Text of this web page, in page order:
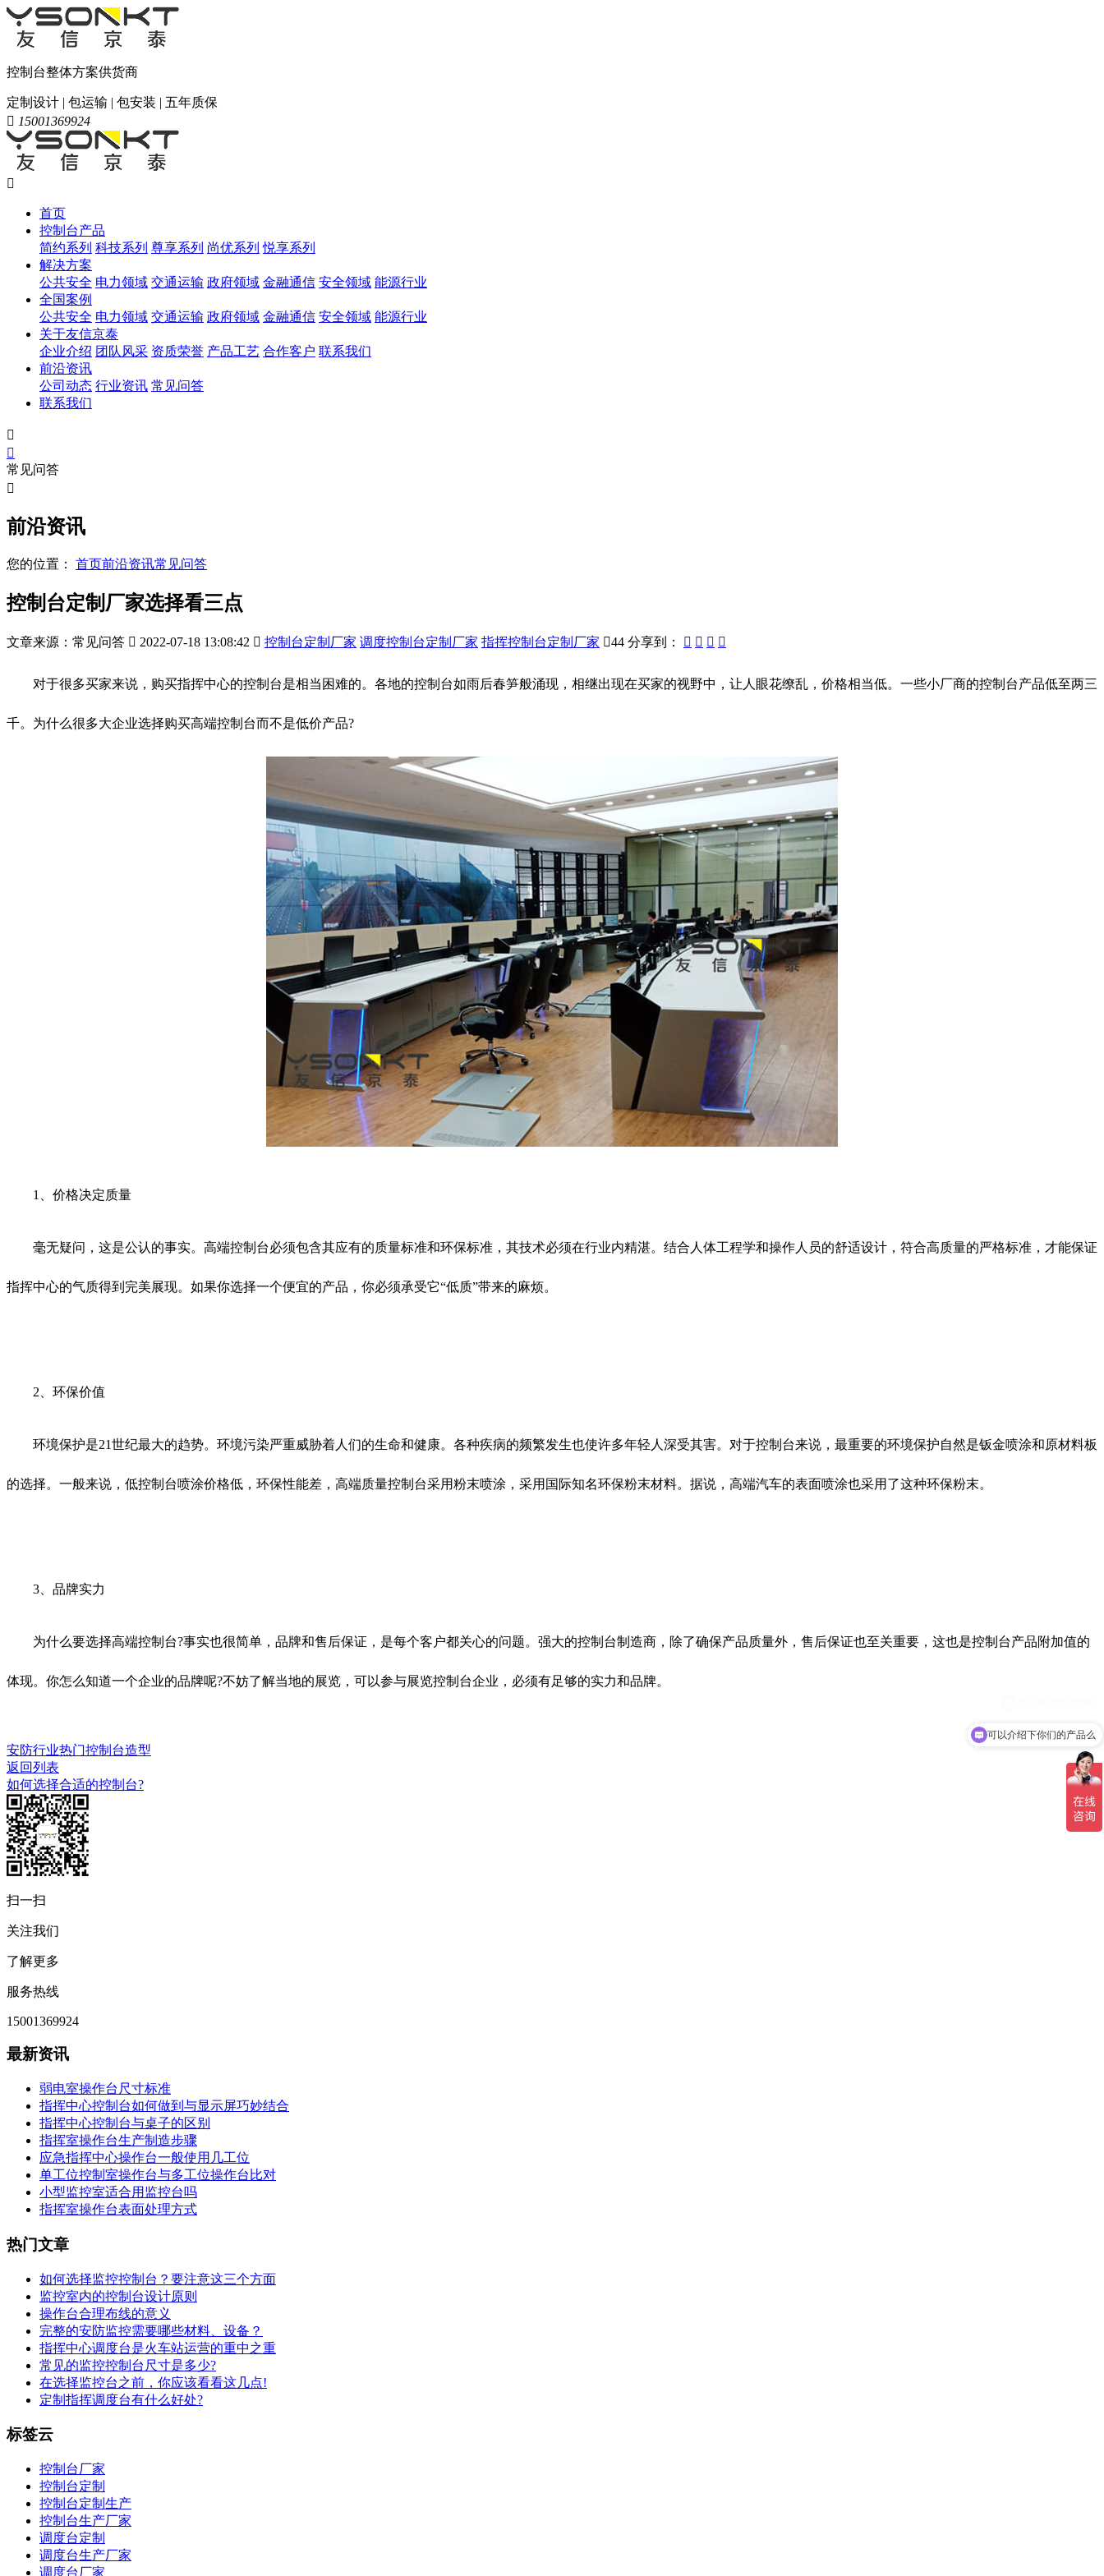
控制台整体方案供货商
定制设计 | 包运输 | 包安装 | 五年质保
 15001369924

首页
控制台产品
简约系列 科技系列 尊享系列 尚优系列 悦享系列
解决方案
公共安全 电力领域 交通运输 政府领域 金融通信 安全领域 能源行业
全国案例
公共安全 电力领域 交通运输 政府领域 金融通信 安全领域 能源行业
关于友信京泰
企业介绍 团队风采 资质荣誉 产品工艺 合作客户 联系我们
前沿资讯
公司动态 行业资讯 常见问答
联系我们


常见问答

前沿资讯
您的位置： 首页前沿资讯常见问答
控制台定制厂家选择看三点
文章来源：常见问答  2022-07-18 13:08:42  控制台定制厂家 调度控制台定制厂家 指挥控制台定制厂家 44 分享到：    
对于很多买家来说，购买指挥中心的控制台是相当困难的。各地的控制台如雨后春笋般涌现，相继出现在买家的视野中，让人眼花缭乱，价格相当低。一些小厂商的控制台产品低至两三
千。为什么很多大企业选择购买高端控制台而不是低价产品?
1、价格决定质量
毫无疑问，这是公认的事实。高端控制台必须包含其应有的质量标准和环保标准，其技术必须在行业内精湛。结合人体工程学和操作人员的舒适设计，符合高质量的严格标准，才能保证
指挥中心的气质得到完美展现。如果你选择一个便宜的产品，你必须承受它“低质”带来的麻烦。
2、环保价值
环境保护是21世纪最大的趋势。环境污染严重威胁着人们的生命和健康。各种疾病的频繁发生也使许多年轻人深受其害。对于控制台来说，最重要的环境保护自然是钣金喷涂和原材料板
的选择。一般来说，低控制台喷涂价格低，环保性能差，高端质量控制台采用粉末喷涂，采用国际知名环保粉末材料。据说，高端汽车的表面喷涂也采用了这种环保粉末。
3、品牌实力
为什么要选择高端控制台?事实也很简单，品牌和售后保证，是每个客户都关心的问题。强大的控制台制造商，除了确保产品质量外，售后保证也至关重要，这也是控制台产品附加值的
体现。你怎么知道一个企业的品牌呢?不妨了解当地的展览，可以参与展览控制台企业，必须有足够的实力和品牌。
安防行业热门控制台造型
返回列表
如何选择合适的控制台?
扫一扫
关注我们
了解更多
服务热线
15001369924
最新资讯
弱电室操作台尺寸标准
指挥中心控制台如何做到与显示屏巧妙结合
指挥中心控制台与桌子的区别
指挥室操作台生产制造步骤
应急指挥中心操作台一般使用几工位
单工位控制室操作台与多工位操作台比对
小型监控室适合用监控台吗
指挥室操作台表面处理方式
热门文章
如何选择监控控制台？要注意这三个方面
监控室内的控制台设计原则
操作台合理布线的意义
完整的安防监控需要哪些材料、设备？
指挥中心调度台是火车站运营的重中之重
常见的监控控制台尺寸是多少?
在选择监控台之前，你应该看看这几点!
定制指挥调度台有什么好处?
标签云
控制台厂家
控制台定制
控制台定制生产
控制台生产厂家
调度台定制
调度台生产厂家
调度台厂家
可以介绍下你们的产品么